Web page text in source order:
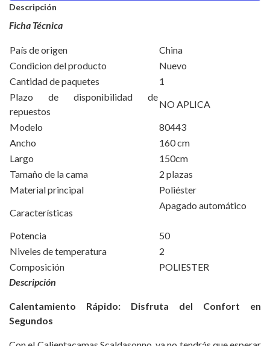
Descripción
Ficha Técnica
País de origen
China
Condicion del producto
Nuevo
Cantidad de paquetes
1
Plazo de disponibilidad de
repuestos
NO APLICA
Modelo
80443
Ancho
160 cm
Largo
150cm
Tamaño de la cama
2 plazas
Material principal
Poliéster
Características
Apagado automático
Potencia
50
Niveles de temperatura
2
Composición
POLIESTER
Descripción
Calentamiento Rápido: Disfruta del Confort en
Segundos